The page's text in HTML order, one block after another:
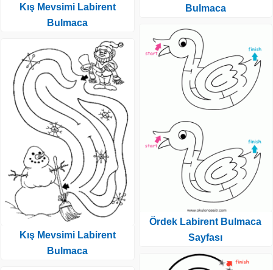
Kış Mevsimi Labirent
Bulmaca
Kış Mevsimi Labirent
Bulmaca
Bulmaca
Ördek Labirent Bulmaca
Sayfası